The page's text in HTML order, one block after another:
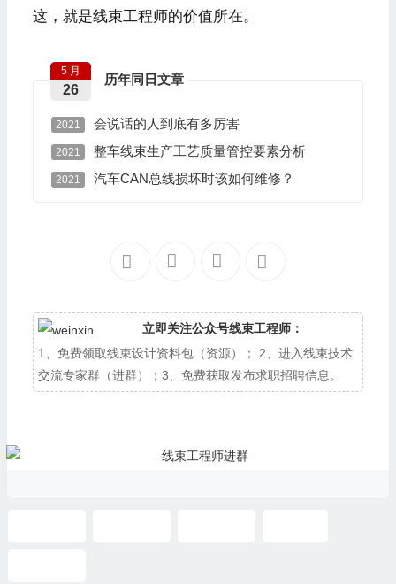
这，就是线束工程师的价值所在。
历年同日文章
5 月
26
2021 会说话的人到底有多厉害
2021 整车线束生产工艺质量管控要素分析
2021 汽车CAN总线损坏时该如何维修？
立即关注公众号线束工程师：
1、免费领取线束设计资料包（资源）； 2、进入线束技术
交流专家群（进群）；3、免费获取发布求职招聘信息。